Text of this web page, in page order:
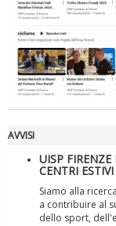
Luglio 2026:
rivoluzioni"
AVVISI
UISP
CENTRI
Siamo alla
a contribuire al
dello sport,